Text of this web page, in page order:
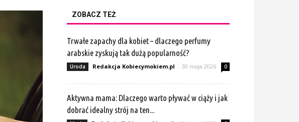
ZOBACZ TEŻ
Trwałe zapachy dla kobiet – dlaczego perfumy
arabskie zyskują tak dużą popularność?
Uroda Redakcja Kobiecymokiem.pl - 30 maja 2026 0
Aktywna mama: Dlaczego warto pływać w ciąży i jak
dobrać idealny strój na ten...